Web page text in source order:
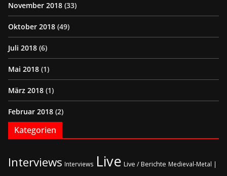
November 2018 (33)
Oktober 2018 (49)
Juli 2018 (6)
Mai 2018 (1)
März 2018 (1)
Februar 2018 (2)
Kategorien
Interviews Interviews Live Live / Berichte Medieval-Metal |